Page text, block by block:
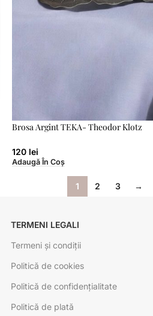
Brosa Argint TEKA- Theodor Klotz
120 lei
Adaugă În Coș
1 2 3 →
TERMENI LEGALI
Termeni și condiții
Politică de cookies
Politică de confidențialitate
Politică de plată